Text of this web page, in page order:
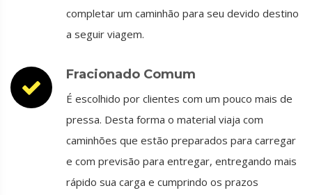
completar um caminhão para seu devido destino
a seguir viagem.
Fracionado Comum
É escolhido por clientes com um pouco mais de
pressa. Desta forma o material viaja com
caminhões que estão preparados para carregar
e com previsão para entregar, entregando mais
rápido sua carga e cumprindo os prazos